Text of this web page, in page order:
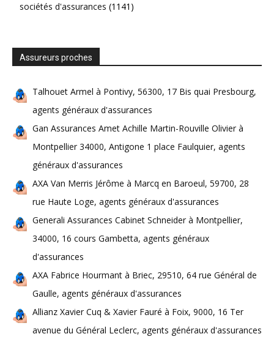
sociétés d'assurances (1141)
Assureurs proches
Talhouet Armel à Pontivy, 56300, 17 Bis quai Presbourg,
agents généraux d'assurances
Gan Assurances Amet Achille Martin-Rouville Olivier à
Montpellier 34000, Antigone 1 place Faulquier, agents
généraux d'assurances
AXA Van Merris Jérôme à Marcq en Baroeul, 59700, 28
rue Haute Loge, agents généraux d'assurances
Generali Assurances Cabinet Schneider à Montpellier,
34000, 16 cours Gambetta, agents généraux
d'assurances
AXA Fabrice Hourmant à Briec, 29510, 64 rue Général de
Gaulle, agents généraux d'assurances
Allianz Xavier Cuq & Xavier Fauré à Foix, 9000, 16 Ter
avenue du Général Leclerc, agents généraux d'assurances